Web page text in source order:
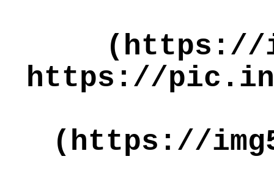
(https://
https://pic.in.th/
(https://